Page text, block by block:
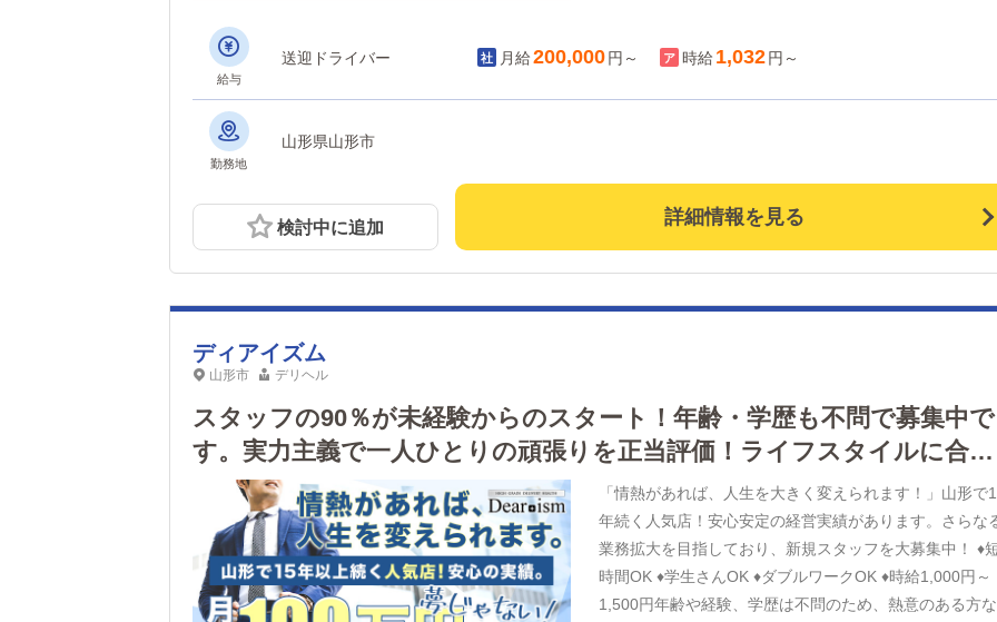
すが、未経験の方もOKです。明るく元気な方はなお歓迎
して働きたい」「正社員としてメインで働きたい」どち
給与
送迎ドライバー 月給200,000円～ 時給 1,032円～
勤務地
山形県山形市
検討中に追加 詳細情報を見る
ディアイズム
山形市 デリヘル
スタッフの90％が未経験からのスタート！年齢・学歴も不問で募集中で
す。実力主義で一人ひとりの頑張りを正当評価！ライフスタイルに合わ
せた働き方も可能です！
「情熱があれば、人生を大きく変えられます！」山形で
年続く人気店！安心安定の経営実績があります。さらな
業務拡大を目指しており、新規スタッフを大募集中！ ♦
時間OK ♦学生さんOK ♦ダブルワークOK ♦時給1,000円～
1,500円年齢や経験、学歴は不問のため、熱意のある方